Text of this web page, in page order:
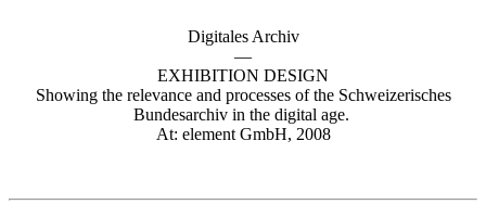
Digitales Archiv
—
EXHIBITION DESIGN
Showing the relevance and processes of the Schweizerisches
Bundesarchiv in the digital age.
At: element GmbH, 2008